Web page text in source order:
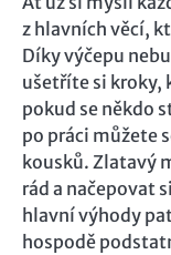
z hlavních věcí,
Díky výčepu
ušetříte si kroky,
pokud se někdo
po práci můžete
kousků. Zlatavý
rád a načepovat
hlavní výhody
hospodě